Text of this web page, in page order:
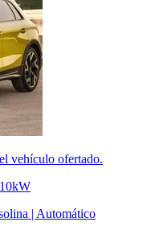
vehículo ofertado.
| Automático